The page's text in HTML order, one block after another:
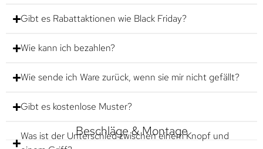
Gibt es Rabattaktionen wie Black Friday?
Wie kann ich bezahlen?
Wie sende ich Ware zurück, wenn sie mir nicht gefällt?
Gibt es kostenlose Muster?
Beschläge & Montage
Was ist der Unterschied zwischen einem Knopf und